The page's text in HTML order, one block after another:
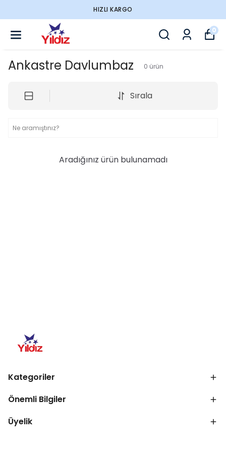
HIZLI KARGO
0
Ankastre Davlumbaz 0 ürün
Sırala
Aradığınız ürün bulunamadı
Kategoriler
Önemli Bilgiler
Üyelik